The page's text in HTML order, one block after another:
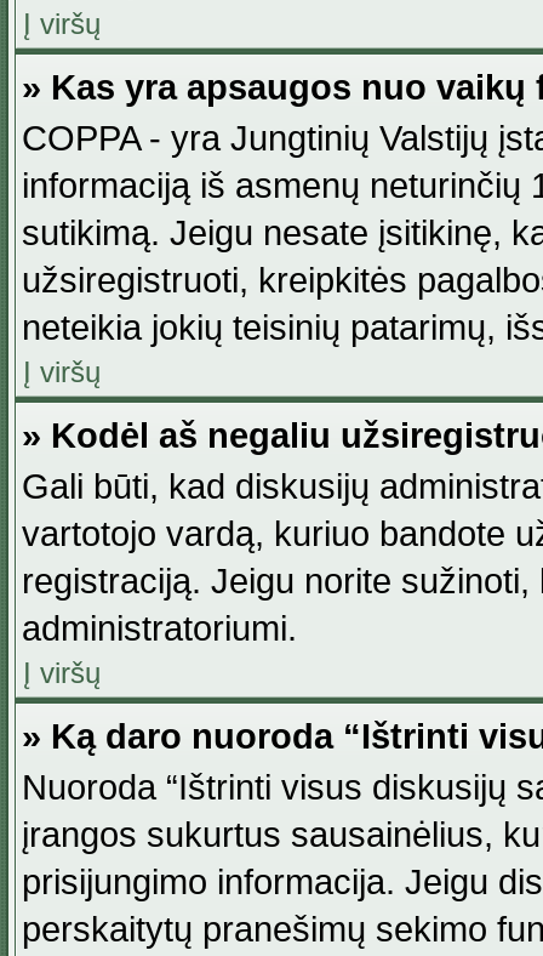
Į viršų
» Kas yra apsaugos nuo vaikų
COPPA - yra Jungtinių Valstijų
informaciją iš asmenų neturinčių
sutikimą. Jeigu nesate įsitikinę,
užsiregistruoti, kreipkitės
neteikia jokių teisinių patarimų,
Į viršų
» Kodėl aš negaliu
Gali būti, kad diskusijų
vartotojo vardą, kuriuo bandote
registraciją. Jeigu norite
administratoriumi.
Į viršų
» Ką daro nuoroda “Ištrinti
Nuoroda “Ištrinti visus diskusijų
įrangos sukurtus sausainėlius,
prisijungimo informacija. Jeigu
perskaitytų pranešimų sekimo